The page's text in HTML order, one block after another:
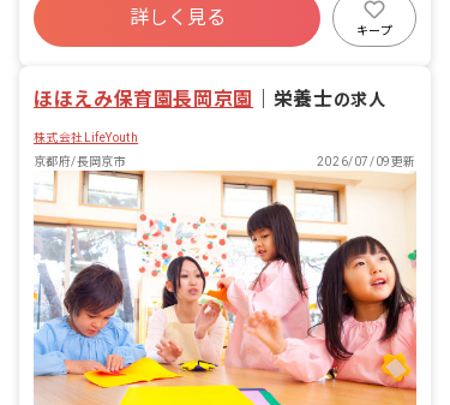
育」にしっかりと向き合うことができま
すよ! ◎スタッフ同士のチームワークが
ん! 【業務内容】 ・朝の受け入れ ・食事
応 ・園児たちの身の回りのお世話や ・
発育のサポート ・公... ■園児年齢層：0
～2歳児
詳しく見る
キープ
ほほえみ保育園長岡京園 栄養士の求人
株式会社LifeYouth
京都府/長岡京市
2026/07/09更新